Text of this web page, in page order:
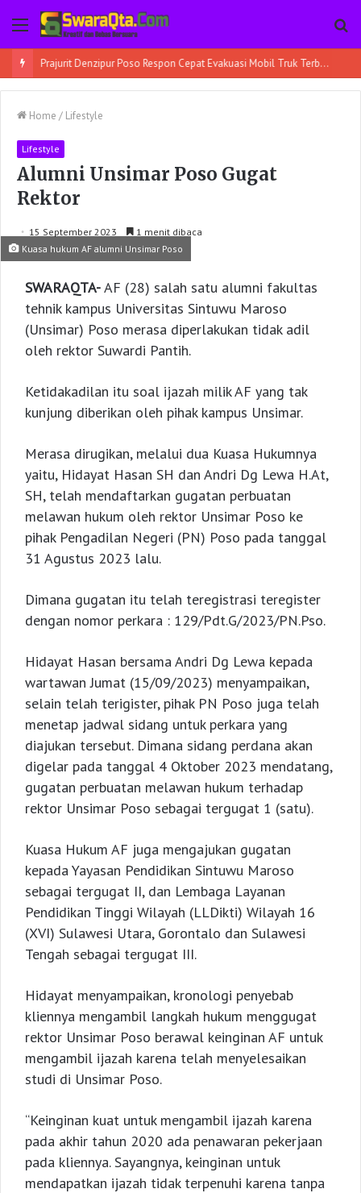
Menu
Prajurit Denzipur Poso Respon Cepat Evakuasi Mobil Truk Terbalik
Home / Lifestyle
Lifestyle
Alumni Unsimar Poso Gugat
Rektor
15 September 2023
1 menit dibaca
Kuasa hukum AF alumni Unsimar Poso
SWARAQTA-AF (28) salah satu alumni fakultas
tehnik kampus Universitas Sintuwu Maroso
(Unsimar) Poso merasa diperlakukan tidak adil
oleh rektor Suwardi Pantih.
Ketidakadilan itu soal ijazah milik AF yang tak
kunjung diberikan oleh pihak kampus Unsimar.
Merasa dirugikan, melalui dua Kuasa Hukumnya
yaitu, Hidayat Hasan SH dan Andri Dg Lewa H.At,
SH, telah mendaftarkan gugatan perbuatan
melawan hukum oleh rektor Unsimar Poso ke
pihak Pengadilan Negeri (PN) Poso pada tanggal
31 Agustus 2023 lalu.
Dimana gugatan itu telah teregistrasi teregister
dengan nomor perkara : 129/Pdt.G/2023/PN.Pso.
Hidayat Hasan bersama Andri Dg Lewa kepada
wartawan Jumat (15/09/2023) menyampaikan,
selain telah terigister, pihak PN Poso juga telah
menetap jadwal sidang untuk perkara yang
diajukan tersebut. Dimana sidang perdana akan
digelar pada tanggal 4 Oktober 2023 mendatang,
gugatan perbuatan melawan hukum terhadap
rektor Unsimar Poso sebagai tergugat 1 (satu).
Kuasa Hukum AF juga mengajukan gugatan
kepada Yayasan Pendidikan Sintuwu Maroso
sebagai tergugat II, dan Lembaga Layanan
Pendidikan Tinggi Wilayah (LLDikti) Wilayah 16
(XVI) Sulawesi Utara, Gorontalo dan Sulawesi
Tengah sebagai tergugat III.
Hidayat menyampaikan, kronologi penyebab
kliennya mengambil langkah hukum menggugat
rektor Unsimar Poso berawal keinginan AF untuk
mengambil ijazah karena telah menyelesaikan
studi di Unsimar Poso.
“Keinginan kuat untuk mengambil ijazah karena
pada akhir tahun 2020 ada penawaran pekerjaan
pada kliennya. Sayangnya, keinginan untuk
mendapatkan ijazah tidak terpenuhi karena tanpa